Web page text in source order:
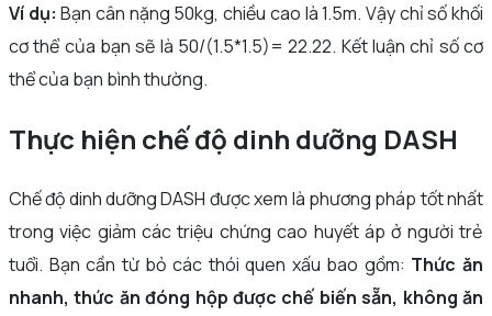
Ví dụ: Bạn cân nặng 50kg, chiều cao là 1.5m. Vậy chỉ số khối
cơ thể của bạn sẽ là 50/(1.5*1.5)= 22.22. Kết luận chỉ số cơ
thể của bạn bình thường.
Thực hiện chế độ dinh dưỡng DASH
Chế độ dinh dưỡng DASH được xem là phương pháp tốt nhất
trong việc giảm các triệu chứng cao huyết áp ở người trẻ
tuổi. Bạn cần từ bỏ các thói quen xấu bao gồm: Thức ăn
nhanh, thức ăn đóng hộp được chế biến sẵn, không ăn